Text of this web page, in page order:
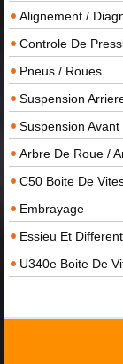
Alignement /
Controle De
Pneus / Roues
Suspension
Suspension Avant
Arbre De Roue /
C50 Boite De
Embrayage
Essieu Et
U340e Boite De